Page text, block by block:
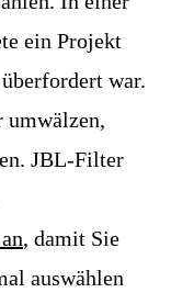
ein Projekt
war.
umwälzen,
JBL-Filter
, damit Sie
auswählen